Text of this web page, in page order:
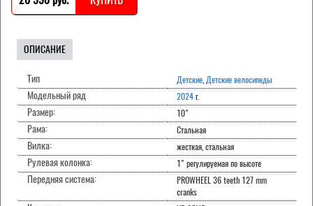
ОПИСАНИЕ
Тип Детские Детские велосипеды
Модельный ряд 2024г.
Размер: 10"
Рама: Стальная
Вилка: жесткая, стальная
Рулевая колонка: 1" регулируемая по высоте
Передняя система:
PROWHEEL 36 teeth 127 mm
cranks